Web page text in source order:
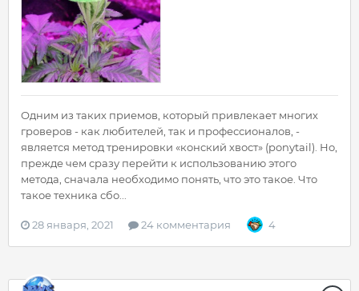
Одним из таких приемов, который привлекает многих
гроверов - как любителей, так и профессионалов, -
является метод тренировки «конский хвост» (ponytail). Но,
прежде чем сразу перейти к использованию этого
метода, сначала необходимо понять, что это такое. Что
такое техника сбо...
28 января, 2021 24 комментария 4